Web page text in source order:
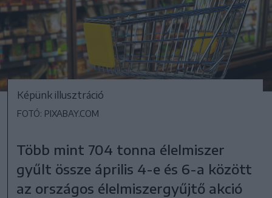
Képünk illusztráció
FOTÓ: PIXABAY.COM
Több mint 704 tonna élelmiszer
gyűlt össze április 4-e és 6-a között
az országos élelmiszergyűjtő akció